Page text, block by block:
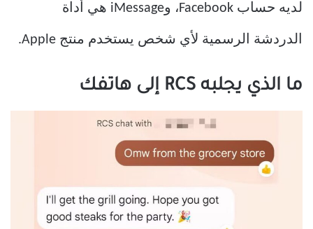
لديه حساب Facebook، وiMessage هي أداة
الدردشة الرسمية لأي شخص يستخدم منتج Apple.
ما الذي يجلبه RCS إلى هاتفك